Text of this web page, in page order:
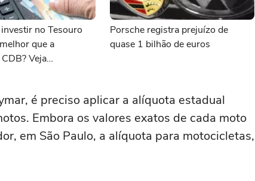
no Tesouro
que a
Veja
Porsche registra prejuízo de
quase 1 bilhão de euros
é preciso aplicar a alíquota estadual
Embora os valores exatos de cada moto
em São Paulo, a alíquota para motocicletas,